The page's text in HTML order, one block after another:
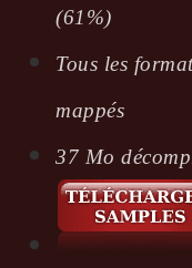
(61%)
Tous les
mappés
37 Mo